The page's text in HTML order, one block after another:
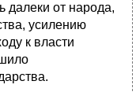
далеки от народа,
усилению
к власти